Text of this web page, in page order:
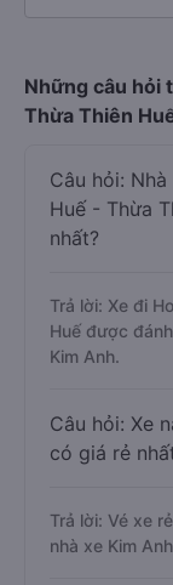
Những câu hỏi
Thừa Thiên
Câu hỏi:
Huế - Thừa
nhất?
Trả lời: Xe đi
Huế được
Kim Anh.
Câu hỏi: Xe
có giá rẻ
Trả lời: Vé xe
nhà xe Kim